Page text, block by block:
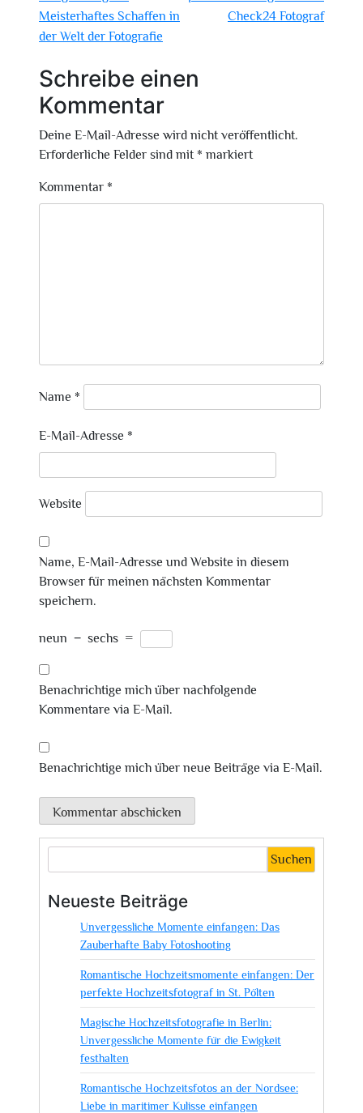
Meisterhaftes Schaffen in
der Welt der Fotografie
Check24 Fotograf
Schreibe einen
Kommentar
Deine E-Mail-Adresse wird nicht veröffentlicht.
Erforderliche Felder sind mit * markiert
Kommentar *
Name *
E-Mail-Adresse *
Website
Name, E-Mail-Adresse und Website in diesem
Browser für meinen nächsten Kommentar
speichern.
neun − sechs =
Benachrichtige mich über nachfolgende
Kommentare via E-Mail.
Benachrichtige mich über neue Beiträge via E-Mail.
Suchen
Neueste Beiträge
Unvergessliche Momente einfangen: Das
Zauberhafte Baby Fotoshooting
Romantische Hochzeitsmomente einfangen: Der
perfekte Hochzeitsfotograf in St. Pölten
Magische Hochzeitsfotografie in Berlin:
Unvergessliche Momente für die Ewigkeit
festhalten
Romantische Hochzeitsfotos an der Nordsee:
Liebe in maritimer Kulisse einfangen